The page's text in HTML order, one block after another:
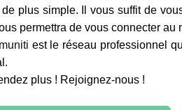
de plus simple. Il vous suffit de
permettra de vous connecter
est le réseau professionnel
plus ! Rejoignez-nous !